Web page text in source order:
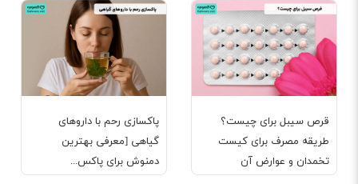
پاکسازی رحم با داروهای
گیاهی [معرفی بهترین
دمنوش برای پاکس...
قرص سیبل برای چیست؟
طریقه مصرف برای کیست
تخمدان و عوارض آن